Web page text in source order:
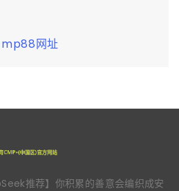
网址
推荐】你积累的善意会编织成安